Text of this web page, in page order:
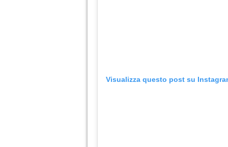
Visualizza questo post su